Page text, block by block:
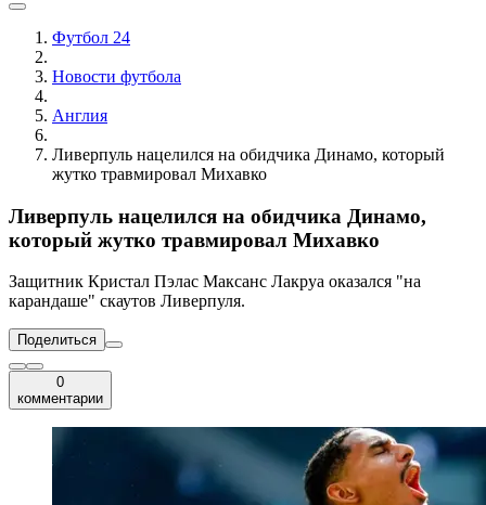
Футбол 24
Новости футбола
Англия
Ливерпуль нацелился на обидчика Динамо, который
жутко травмировал Михавко
Ливерпуль нацелился на обидчика Динамо,
который жутко травмировал Михавко
Защитник Кристал Пэлас Максанс Лакруа оказался "на
карандаше" скаутов Ливерпуля.
Поделиться
0
комментарии